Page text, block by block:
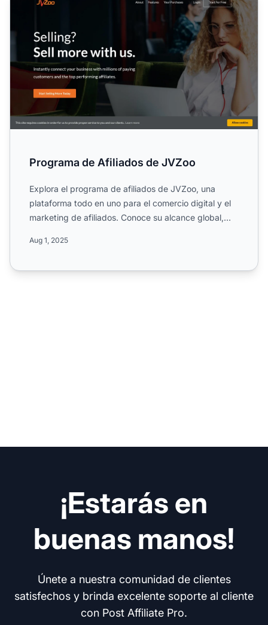
Programa de Afiliados de JVZoo
Explora el programa de afiliados de JVZoo, una
plataforma todo en uno para el comercio digital y el
marketing de afiliados. Conoce su alcance global,
Aug 1, 2025
¡Estarás en
buenas manos!
Únete a nuestra comunidad de clientes
satisfechos y brinda excelente soporte al cliente
con Post Affiliate Pro.